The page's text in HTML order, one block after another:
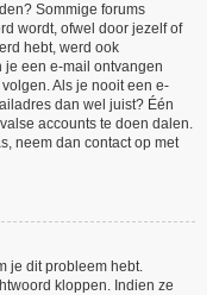
Sommige forums
wordt, ofwel door jezelf of
hebt, werd ook
een e-mail ontvangen
Als je nooit een e-
dan wel juist? Één
accounts te doen dalen.
neem dan contact op met
je dit probleem hebt.
kloppen. Indien ze